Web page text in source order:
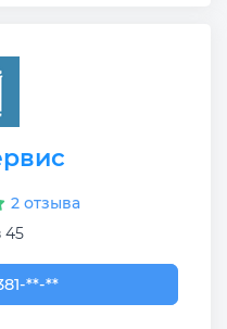
2 отзыва
45
69-97
**-**